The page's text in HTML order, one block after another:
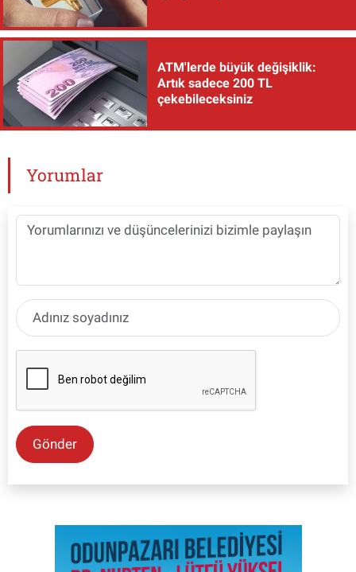
ATM'lerde büyük değişiklik:
Artık sadece 200 TL
çekebileceksiniz
Yorumlar
Gönder